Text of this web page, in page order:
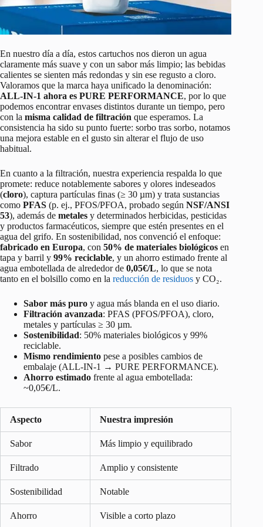
En nuestro día a día, estos cartuchos nos dieron un agua
claramente más suave y con un sabor más limpio; las bebidas
calientes se sienten más redondas y sin ese regusto a cloro.
Valoramos que la marca haya unificado la denominación:
ALL-IN-1 ahora es PURE PERFORMANCE, por lo que
podemos encontrar envases distintos durante un tiempo, pero
con la misma calidad de filtración que esperamos. La
consistencia ha sido su punto fuerte: sorbo tras sorbo, notamos
una mejora estable en el gusto sin alterar el flujo de uso
habitual.
En cuanto a la filtración, nuestra experiencia respalda lo que
promete: reduce notablemente sabores y olores indeseados
(cloro), captura partículas finas (≥ 30 µm) y trata sustancias
como PFAS (p. ej., PFOS/PFOA, probado según NSF/ANSI
53), además de metales y determinados herbicidas, pesticidas
y productos farmacéuticos, siempre que estén presentes en el
agua del grifo. En sostenibilidad, nos convenció el enfoque:
fabricado en Europa, con 50% de materiales biológicos en
tapa y barril y 99% reciclable, y un ahorro estimado frente al
agua embotellada de alrededor de 0,05€/L, lo que se nota
tanto en el bolsillo como en la reducción de residuos y CO₂.
Sabor más puro y agua más blanda en el uso diario.
Filtración avanzada: PFAS (PFOS/PFOA), cloro,
metales y partículas ≥ 30 µm.
Sostenibilidad: 50% materiales biológicos y 99%
reciclable.
Mismo rendimiento pese a posibles cambios de
embalaje (ALL-IN-1 → PURE PERFORMANCE).
Ahorro estimado frente al agua embotellada:
~0,05€/L.
Aspecto Nuestra impresión
Sabor Más limpio y equilibrado
Filtrado Amplio y consistente
Sostenibilidad Notable
Ahorro Visible a corto plazo